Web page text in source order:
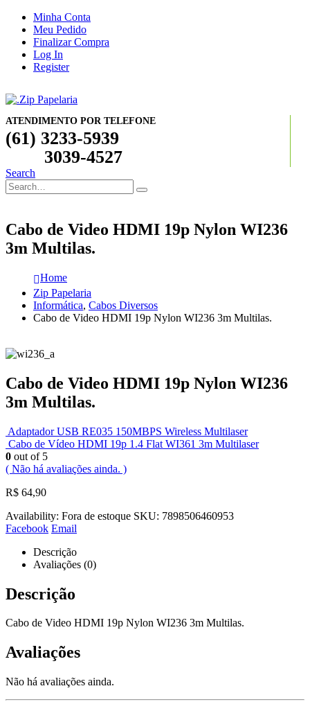
Minha Conta
Meu Pedido
Finalizar Compra
Log In
Register
ATENDIMENTO POR TELEFONE
(61) 3233-5939
3039-4527
Search
Cabo de Video HDMI 19p Nylon WI236
3m Multilas.
Home
Zip Papelaria
Informática, Cabos Diversos
Cabo de Video HDMI 19p Nylon WI236 3m Multilas.
Cabo de Video HDMI 19p Nylon WI236
3m Multilas.
Adaptador USB RE035 150MBPS Wireless Multilaser
Cabo de Vídeo HDMI 19p 1.4 Flat WI361 3m Multilaser
0 out of 5
( Não há avaliações ainda. )
R$ 64,90
Availability: Fora de estoque SKU: 7898506460953
Facebook Email
Descrição
Avaliações (0)
Descrição
Cabo de Video HDMI 19p Nylon WI236 3m Multilas.
Avaliações
Não há avaliações ainda.